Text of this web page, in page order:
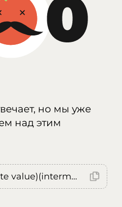
но мы уже
над этим
Error: (intermediate value)(intermediate value)(intermediate value).replaceAll is not a function